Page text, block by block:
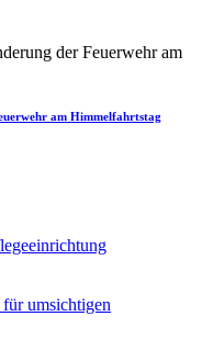
am Himmelfahrtstag
umsichtigen